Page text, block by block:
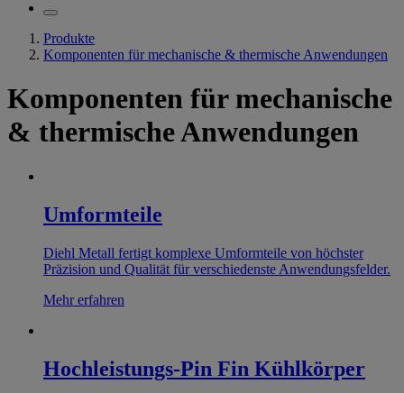
Produkte
Komponenten für mechanische & thermische Anwendungen
Komponenten für mechanische
& thermische Anwendungen
Umformteile
Diehl Metall fertigt komplexe Umformteile von höchster
Präzision und Qualität für verschiedenste Anwendungsfelder.
Mehr erfahren
Hochleistungs-Pin Fin Kühlkörper